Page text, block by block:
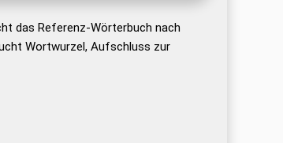
das Referenz-Wörterbuch nach
Wortwurzel, Aufschluss zur